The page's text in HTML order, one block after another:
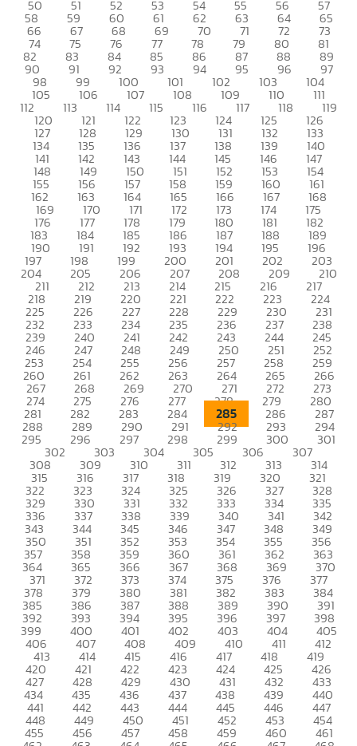
50 51 52 53 54 55 56 57
58 59 60 61 62 63 64 65
66 67 68 69 70 71 72 73
74 75 76 77 78 79 80 81
82 83 84 85 86 87 88 89
90 91 92 93 94 95 96 97
98 99 100 101 102 103 104
105 106 107 108 109 110 111
112 113 114 115 116 117 118 119
120 121 122 123 124 125 126
127 128 129 130 131 132 133
134 135 136 137 138 139 140
141 142 143 144 145 146 147
148 149 150 151 152 153 154
155 156 157 158 159 160 161
162 163 164 165 166 167 168
169 170 171 172 173 174 175
176 177 178 179 180 181 182
183 184 185 186 187 188 189
190 191 192 193 194 195 196
197 198 199 200 201 202 203
204 205 206 207 208 209 210
211 212 213 214 215 216 217
218 219 220 221 222 223 224
225 226 227 228 229 230 231
232 233 234 235 236 237 238
239 240 241 242 243 244 245
246 247 248 249 250 251 252
253 254 255 256 257 258 259
260 261 262 263 264 265 266
267 268 269 270 271 272 273
274 275 276 277 278 279 280
281 282 283 284 285 286 287
288 289 290 291 292 293 294
295 296 297 298 299 300 301
302 303 304 305 306 307
308 309 310 311 312 313 314
315 316 317 318 319 320 321
322 323 324 325 326 327 328
329 330 331 332 333 334 335
336 337 338 339 340 341 342
343 344 345 346 347 348 349
350 351 352 353 354 355 356
357 358 359 360 361 362 363
364 365 366 367 368 369 370
371 372 373 374 375 376 377
378 379 380 381 382 383 384
385 386 387 388 389 390 391
392 393 394 395 396 397 398
399 400 401 402 403 404 405
406 407 408 409 410 411 412
413 414 415 416 417 418 419
420 421 422 423 424 425 426
427 428 429 430 431 432 433
434 435 436 437 438 439 440
441 442 443 444 445 446 447
448 449 450 451 452 453 454
455 456 457 458 459 460 461